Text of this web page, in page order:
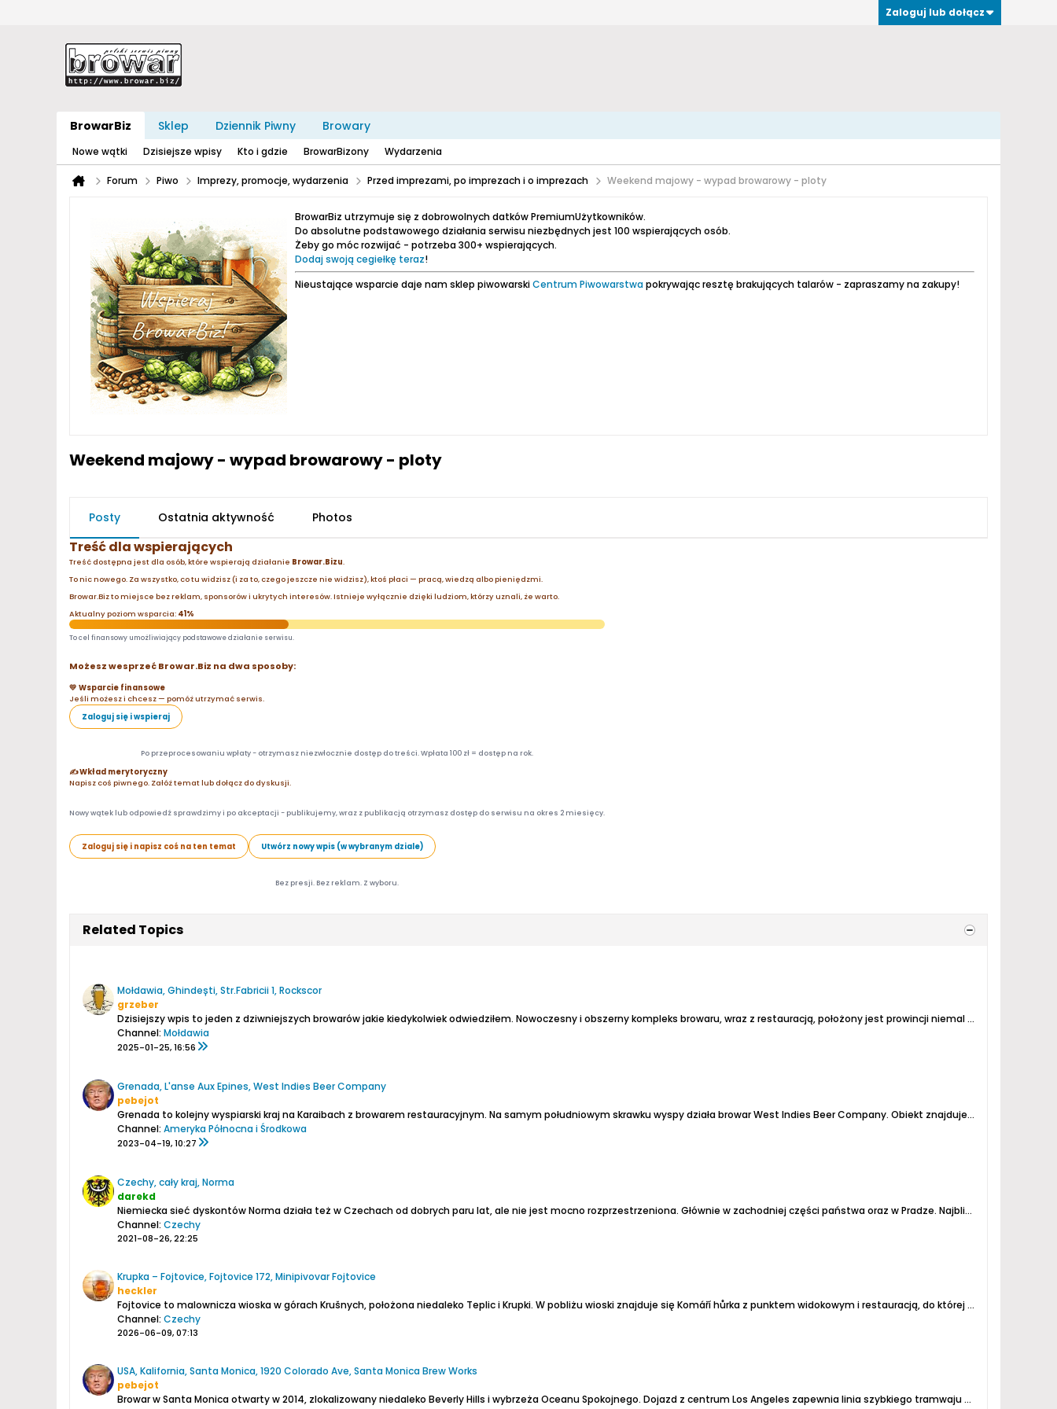
Zaloguj lub dołącz
BrowarBiz Sklep Dziennik Piwny Browary
Nowe wątki Dzisiejsze wpisy Kto i gdzie BrowarBizony Wydarzenia
Forum Piwo Imprezy, promocje, wydarzenia Przed imprezami, po imprezach i o imprezach Weekend majowy - wypad browarowy - ploty
BrowarBiz utrzymuje się z dobrowolnych datków PremiumUżytkowników.
Do absolutne podstawowego działania serwisu niezbędnych jest 100 wspierających osób.
Żeby go móc rozwijać - potrzeba 300+ wspierających.
Dodaj swoją cegiełkę teraz!
Nieustające wsparcie daje nam sklep piwowarskiCentrum Piwowarstwapokrywając resztę brakujących talarów - zapraszamy na zakupy!
Weekend majowy - wypad browarowy - ploty
Posty Ostatnia aktywność Photos
Treść dla wspierających
Treść dostępna jest dla osób, które wspierają działanie Browar.Bizu.
To nic nowego. Za wszystko, co tu widzisz (i za to, czego jeszcze nie widzisz), ktoś płaci — pracą, wiedzą albo pieniędzmi.
Browar.Biz to miejsce bez reklam, sponsorów i ukrytych interesów. Istnieje wyłącznie dzięki ludziom, którzy uznali, że warto.
Aktualny poziom wsparcia: 41%
To cel finansowy umożliwiający podstawowe działanie serwisu.
Możesz wesprzeć Browar.Biz na dwa sposoby:
💛 Wsparcie finansowe
Jeśli możesz i chcesz — pomóż utrzymać serwis.
Zaloguj się i wspieraj
Po przeprocesowaniu wpłaty - otrzymasz niezwłocznie dostęp do treści. Wpłata 100 zł = dostęp na rok.
✍️ Wkład merytoryczny
Napisz coś piwnego. Załóż temat lub dołącz do dyskusji.
Nowy wątek lub odpowiedź sprawdzimy i po akceptacji - publikujemy, wraz z publikacją otrzymasz dostęp do serwisu na okres 2 miesięcy.
Zaloguj się i napisz coś na ten temat Utwórz nowy wpis (w wybranym dziale)
Bez presji. Bez reklam. Z wyboru.
Related Topics
Mołdawia, Ghindești, Str.Fabricii 1, Rockscor
grzeber
Dzisiejszy wpis to jeden z dziwniejszych browarów jakie kiedykolwiek odwiedziłem. Nowoczesny i obszerny kompleks browaru, wraz z restauracją, położony jest prowincji niemal na z dala od wszystkiego. Ghindești, liczące ok. 1650 mieszkańców (za Wikipedią), to jedno z najmniejszych miast w kraju....
Channel: Mołdawia
2025-01-25, 16:56
Grenada, L'anse Aux Epines, West Indies Beer Company
pebejot
Grenada to kolejny wyspiarski kraj na Karaibach z browarem restauracyjnym. Na samym południowym skrawku wyspy działa browar West Indies Beer Company. Obiekt znajduje się przy drodze prowadzącej na plażę Lance Aux Epines Beach w odległości 2,5 km od międzynarodowego lotniska i 7...
Channel: Ameryka Północna i Środkowa
2023-04-19, 10:27
Czechy, cały kraj, Norma
darekd
Niemiecka sieć dyskontów Norma działa też w Czechach od dobrych paru lat, ale nie jest mocno rozprzestrzeniona. Głównie w zachodniej części państwa oraz w Pradze. Najbliżej polskiej granicy są w Harrachowie.
Channel: Czechy
2021-08-26, 22:25
Krupka – Fojtovice, Fojtovice 172, Minipivovar Fojtovice
heckler
Fojtovice to malownicza wioska w górach Krušnych, położona niedaleko Teplic i Krupki. W pobliżu wioski znajduje się Komáří hůrka z punktem widokowym i restauracją, do której można wygodnie dojechać wyciągiem krzesełkowym z Bohosudova. Bardzo tam ładnie, tak sielsko, pagórkowato, a...
Channel: Czechy
2026-06-09, 07:13
USA, Kalifornia, Santa Monica, 1920 Colorado Ave, Santa Monica Brew Works
pebejot
Browar w Santa Monica otwarty w 2014, zlokalizowany niedaleko Beverly Hills i wybrzeża Oceanu Spokojnego. Dojazd z centrum Los Angeles zapewnia linia szybkiego tramwaju żółtej linii E. Należy wysiąść na przedostatnim przystanku i dojść pieszo ok. 300 metrów.